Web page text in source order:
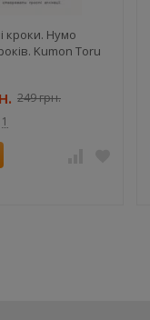
кроки. Нумо
Kumon Toru
249 грн.
1